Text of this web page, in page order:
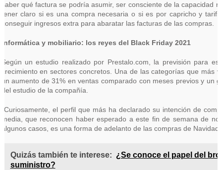
saber qué factura se podría asumir, ser consciente de la capacidad
tener claro si es una compra necesaria o si es por capricho y
conseguir ingresos extra para abaratar las facturas de las compras.
Informática y mobiliario: los reyes del Black Friday 2021
Según un estudio realizado por Prestalo.com, la previsión para
crecimiento en sectores concretos. Una de las categorías que
un aumento de 31% en ventas comparado con meses previos y un
del estudio de la compañía.
“Curiosamente, el perfil que más ha declarado su intención de
media, que reconocen haber esperado a este fin de semana de
algunos casos, es una forma de adelanto de las compras de
Quizás también te interese: ¿Se conoce el papel del
suministro?